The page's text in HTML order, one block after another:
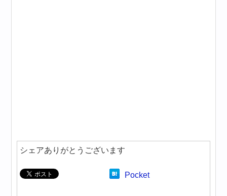
シェアありがとうございます
Pocket